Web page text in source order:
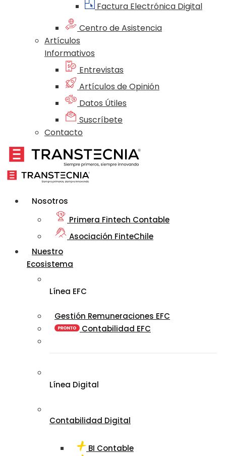
Factura Electrónica Digital
Centro de Asistencia
Artículos
Informativos
Entrevistas
Artículos de Opinión
Datos Útiles
Suscríbete
Contacto
Nosotros
Primera Fintech Contable
Asociación FinteChile
Nuestro
Ecosistema
Línea EFC
Gestión Remuneraciones EFC
Contabilidad EFC
Línea Digital
Contabilidad Digital
BI Contable